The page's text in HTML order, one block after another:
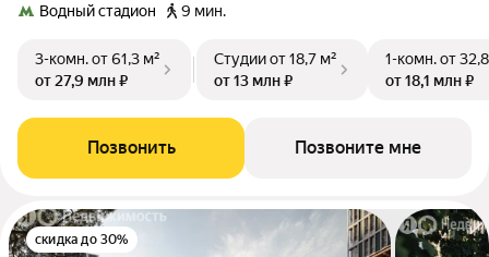
Водный стадион
9 мин.
3-комн.от 61,3 м²
от 27,9 млн ₽
Студииот 18,7 м²
от 13 млн ₽
1-комн.от
от 18,1 млн ₽
Позвонить Позвоните мне
скидка до 30%